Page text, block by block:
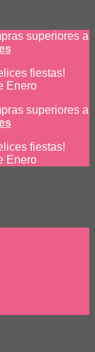
superiores a
fiestas!
Enero
superiores a
fiestas!
Enero